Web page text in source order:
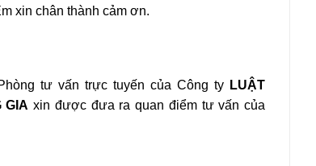
xin chân thành cảm ơn.
tư vấn trực tuyến của Công ty LUẬT
GIA xin được đưa ra quan điểm tư vấn của